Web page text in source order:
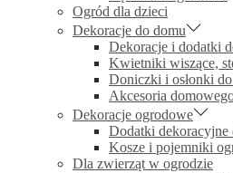
Ogród dla dzieci
Dekoracje do domu
Dekoracje i dodatki
Kwietniki wiszące,
Doniczki i osłonki
Akcesoria
Dekoracje ogrodowe
Dodatki dekoracyjne
Kosze i pojemniki
Dla zwierząt w ogrodzie